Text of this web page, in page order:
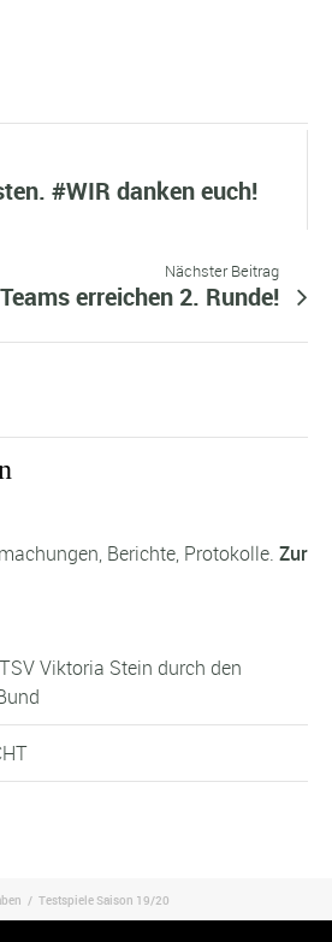
#WIR danken euch!
Nächster Beitrag
erreichen 2. Runde!
Berichte, Protokolle. Zur
Viktoria Stein durch den
/ Testspiele Saison 19/20